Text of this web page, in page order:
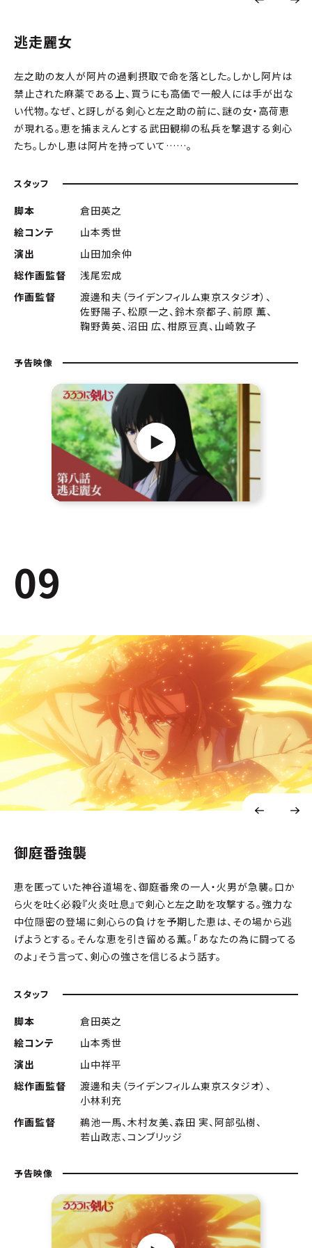
逃走麗女
左之助の友人が阿片の過剰摂取で命を落とした。しかし阿片は
禁止された麻薬である上、買うにも高価で一般人には手が出な
い代物。なぜ、と訝しがる剣心と左之助の前に、謎の女・高荷恵
が現れる。恵を捕まえんとする武田観柳の私兵を撃退する剣心
たち。しかし恵は阿片を持っていて……。
スタッフ
脚本
倉田英之
絵コンテ
山本秀世
演出
山田加余仲
総作画監督
浅尾宏成
作画監督
渡邊和夫（ライデンフィルム東京スタジオ）、
佐野陽子、松原一之、鈴木奈都子、前原 薫、
鞠野黄英、沼田 広、柑原豆真、山崎敦子
予告映像
09
御庭番強襲
恵を匿っていた神谷道場を、御庭番衆の一人・火男が急襲。口か
ら火を吐く必殺『火炎吐息』で剣心と左之助を攻撃する。強力な
中位隠密の登場に剣心らの負けを予期した恵は、その場から逃
げようとする。そんな恵を引き留める薫。「あなたの為に闘ってる
のよ」そう言って、剣心の強さを信じるよう話す。
スタッフ
脚本
倉田英之
絵コンテ
山本秀世
演出
山中祥平
総作画監督
渡邊和夫（ライデンフィルム東京スタジオ）、
小林利充
作画監督
鵜池一馬、木村友美、森田 実、阿部弘樹、
若山政志、コンブリッジ
予告映像